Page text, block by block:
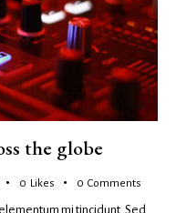
the globe
0 Likes 0 Comments
mi tincidunt. Sed